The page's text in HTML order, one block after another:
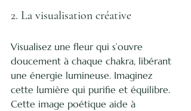
2. La visualisation créative
Visualisez une fleur qui s’ouvre
doucement à chaque chakra, libérant
une énergie lumineuse. Imaginez
cette lumière qui purifie et équilibre.
Cette image poétique aide à